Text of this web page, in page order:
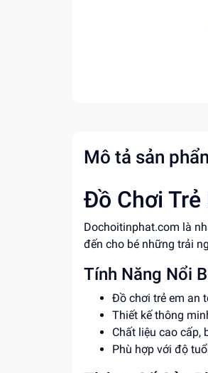
Mô tả sản
Đồ Chơi
Dochoitinphat.com là
đến cho bé những trải
Tính Năng Nổi
Đồ chơi trẻ em an
Thiết kế thông
Chất liệu cao cấp,
Phù hợp với độ